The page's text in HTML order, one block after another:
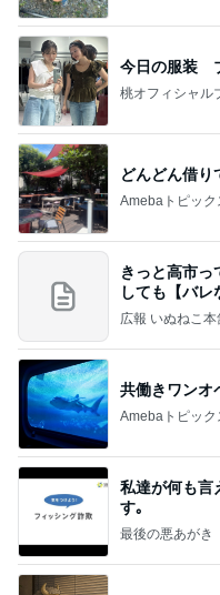
今日の服装
桃オフィシャル
どんどん借り
Amebaトピック
きっと高市っ
しても【バ
だろ
広報 いぬねこ本
共働きワンオ
Amebaトピック
私達が何も言
す｡
最後の悪あがき